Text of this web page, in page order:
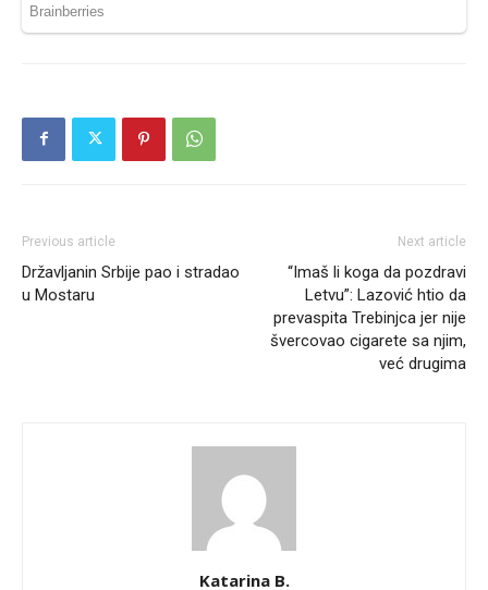
Previous article
Državljanin Srbije pao i stradao
u Mostaru
Next article
“Imaš li koga da pozdravi
Letvu”: Lazović htio da
prevaspita Trebinjca jer nije
švercovao cigarete sa njim,
već drugima
Katarina B.